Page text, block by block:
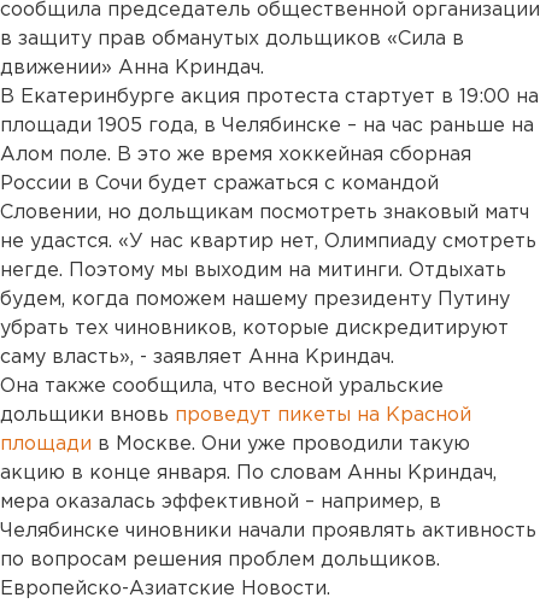
сообщила председатель общественной организации
в защиту прав обманутых дольщиков «Сила в
движении» Анна Криндач.
В Екатеринбурге акция протеста стартует в 19:00 на
площади 1905 года, в Челябинске – на час раньше на
Алом поле. В это же время хоккейная сборная
России в Сочи будет сражаться с командой
Словении, но дольщикам посмотреть знаковый матч
не удастся. «У нас квартир нет, Олимпиаду смотреть
негде. Поэтому мы выходим на митинги. Отдыхать
будем, когда поможем нашему президенту Путину
убрать тех чиновников, которые дискредитируют
саму власть», - заявляет Анна Криндач.
Она также сообщила, что весной уральские
дольщики вновь проведут пикеты на Красной
площади в Москве. Они уже проводили такую
акцию в конце января. По словам Анны Криндач,
мера оказалась эффективной – например, в
Челябинске чиновники начали проявлять активность
по вопросам решения проблем дольщиков.
Европейско-Азиатские Новости.